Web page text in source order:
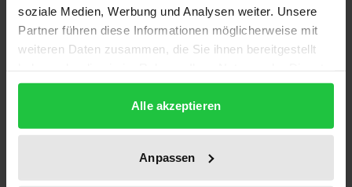
soziale Medien, Werbung und Analysen weiter. Unsere
Partner führen diese Informationen möglicherweise mit
weiteren Daten zusammen, die Sie ihnen bereitgestellt
gesammelt haben.
Alle akzeptieren
Anpassen
In der jüngeren Vergangenheit zeigen sich sowohl in
Gesetzgebung als auch in Wissenschaft und
nicht mehr nur als wirtschaftliches, sondern auch
als rechtliches Einheitsunternehmen zu behandeln.
Damit ist die Frage der Legitimation der
Haftungsbeschränkung im Konzern aktueller denn
je.